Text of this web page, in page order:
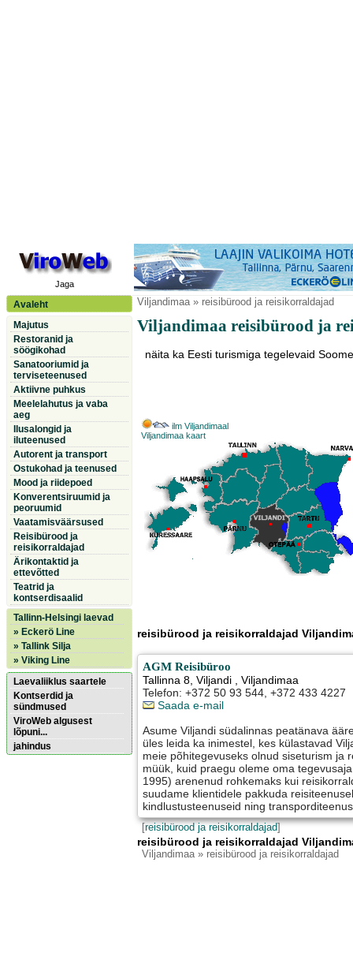
Jaga
Avaleht
Majutus
Restoranid ja
söögikohad
Sanatooriumid ja
terviseteenused
Aktiivne puhkus
Meelelahutus ja vaba
aeg
Ilusalongid ja
iluteenused
Autorent ja transport
Ostukohad ja teenused
Mood ja riidepoed
Konverentsiruumid ja
peoruumid
Vaatamisväärsused
Reisibürood ja
reisikorraldajad
Ärikontaktid ja
ettevõtted
Teatrid ja
kontserdisaalid
Tallinn-Helsingi laevad
» Eckerö Line
» Tallink Silja
» Viking Line
Laevaliiklus saartele
Kontserdid ja
sündmused
ViroWeb algusest
lõpuni...
jahindus
Viljandimaa» reisibürood ja reisikorraldajad
Viljandimaa reisibürood ja
näita ka Eesti turismiga tegelevaid
ilm Viljandimaal
Viljandimaa kaart
reisibürood ja reisikorraldajad
AGM Reisibüroo
Tallinna 8,Viljandi , Viljandimaa
Telefon: +372 50 93 544, +372 433 4227
Saada e-mail
Asume Viljandi südalinnas peatänava
üles leida ka inimestel, kes külastavad
meie põhitegevuseks olnud siseturism ja
müük, kuid praegu oleme oma
1995) arenenud rohkemaks kui
suudame klientidele pakkuda
kindlustusteenuseid ning
[reisibürood ja reisikorraldajad]
reisibürood ja reisikorraldajad
Viljandimaa» reisibürood ja reisikorraldajad